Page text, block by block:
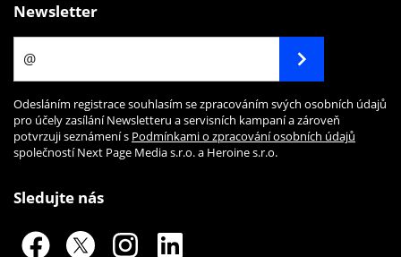
Newsletter
Odesláním registrace souhlasím se zpracováním svých osobních údajů
pro účely zasílání Newsletteru a servisních kampaní a zároveň
potvrzuji seznámení s Podmínkami o zpracování osobních údajů
společností Next Page Media s.r.o. a Heroine s.r.o.
Sledujte nás